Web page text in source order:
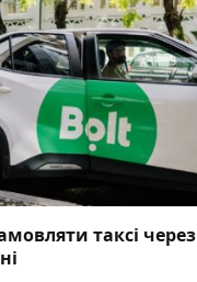
таксі через